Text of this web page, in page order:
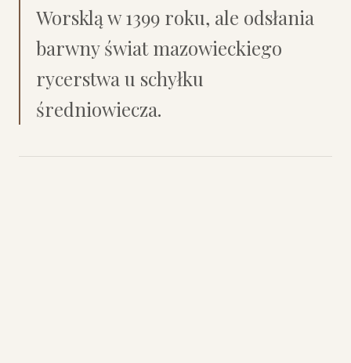
Worsklą w 1399 roku, ale odsłania
barwny świat mazowieckiego
rycerstwa u schyłku
średniowiecza.